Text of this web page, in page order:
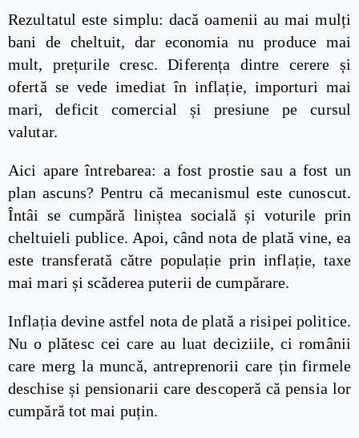
Rezultatul este simplu: dacă oamenii au mai mulți
bani de cheltuit, dar economia nu produce mai
mult, prețurile cresc. Diferența dintre cerere și
ofertă se vede imediat în inflație, importuri mai
mari, deficit comercial și presiune pe cursul
valutar.
Aici apare întrebarea: a fost prostie sau a fost un
plan ascuns? Pentru că mecanismul este cunoscut.
Întâi se cumpără liniștea socială și voturile prin
cheltuieli publice. Apoi, când nota de plată vine, ea
este transferată către populație prin inflație, taxe
mai mari și scăderea puterii de cumpărare.
Inflația devine astfel nota de plată a risipei politice.
Nu o plătesc cei care au luat deciziile, ci românii
care merg la muncă, antreprenorii care țin firmele
deschise și pensionarii care descoperă că pensia lor
cumpără tot mai puțin.